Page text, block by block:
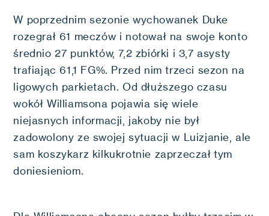
W poprzednim sezonie wychowanek Duke
rozegrał 61 meczów i notował na swoje konto
średnio 27 punktów, 7,2 zbiórki i 3,7 asysty
trafiając 61,1 FG%. Przed nim trzeci sezon na
ligowych parkietach. Od dłuższego czasu
wokół Williamsona pojawia się wiele
niejasnych informacji, jakoby nie był
zadowolony ze swojej sytuacji w Luizjanie, ale
sam koszykarz kilkukrotnie zaprzeczał tym
doniesieniom.